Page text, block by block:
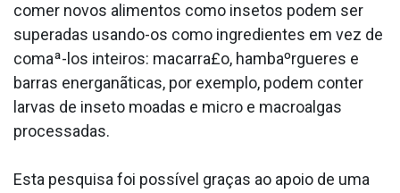
comer novos alimentos como insetos podem ser
superadas usando-os como ingredientes em vez de
comaª-los inteiros: macarra£o, hambaºrgueres e
barras energanãticas, por exemplo, podem conter
larvas de inseto moa­das e micro e macroalgas
processadas.
Esta pesquisa foi possí­vel graças ao apoio de uma